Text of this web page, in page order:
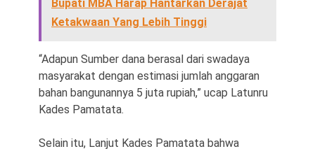
Bupati MBA Harap Hantarkan Derajat
Ketakwaan Yang Lebih Tinggi
“Adapun Sumber dana berasal dari swadaya
masyarakat dengan estimasi jumlah anggaran
bahan bangunannya 5 juta rupiah,” ucap Latunru
Kades Pamatata.
Selain itu, Lanjut Kades Pamatata bahwa